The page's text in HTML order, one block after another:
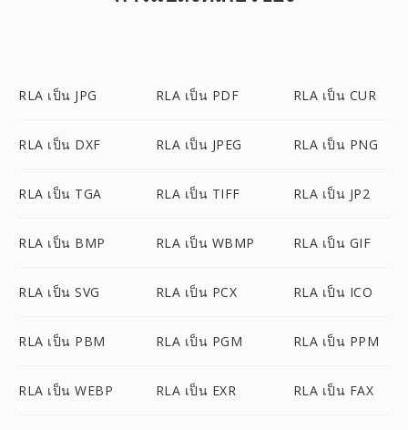
RLA เป็น JPG RLA เป็น PDF RLA เป็น CUR
RLA เป็น DXF RLA เป็น JPEG RLA เป็น PNG
RLA เป็น TGA RLA เป็น TIFF RLA เป็น JP2
RLA เป็น BMP RLA เป็น WBMP RLA เป็น GIF
RLA เป็น SVG RLA เป็น PCX RLA เป็น ICO
RLA เป็น PBM RLA เป็น PGM RLA เป็น PPM
RLA เป็น WEBP RLA เป็น EXR RLA เป็น FAX